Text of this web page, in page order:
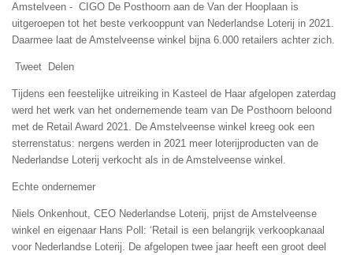
Amstelveen - CIGO De Posthoorn aan de Van der Hooplaan is
uitgeroepen tot het beste verkooppunt van Nederlandse Loterij in 2021.
Daarmee laat de Amstelveense winkel bijna 6.000 retailers achter zich.
Tweet Delen
Tijdens een feestelijke uitreiking in Kasteel de Haar afgelopen zaterdag
werd het werk van het ondernemende team van De Posthoorn beloond
met de Retail Award 2021. De Amstelveense winkel kreeg ook een
sterrenstatus: nergens werden in 2021 meer loterijproducten van de
Nederlandse Loterij verkocht als in de Amstelveense winkel.
Echte ondernemer
Niels Onkenhout, CEO Nederlandse Loterij, prijst de Amstelveense
winkel en eigenaar Hans Poll: ‘Retail is een belangrijk verkoopkanaal
voor Nederlandse Loterij. De afgelopen twee jaar heeft een groot deel